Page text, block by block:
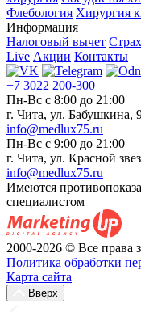
Флебология Хирургия
Информация
Налоговый вычет
Live Акции Контакты
+7 3022 200-300
Пн-Вс с 8:00 до 21:00
г. Чита, ул. Бабушкина,
info@medlux75.ru
Пн-Вс с 9:00 до 21:00
г. Чита, ул. Красной
info@medlux75.ru
Имеются
специалистом
2000-2026 © Все права
Политика обработки
Карта сайта
Вверх